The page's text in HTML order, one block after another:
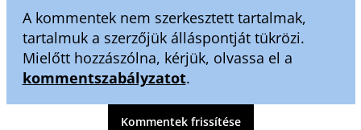
A kommentek nem szerkesztett tartalmak,
tartalmuk a szerzőjük álláspontját tükrözi.
Mielőtt hozzászólna, kérjük, olvassa el a
kommentszabályzatot.
Kommentek frissítése